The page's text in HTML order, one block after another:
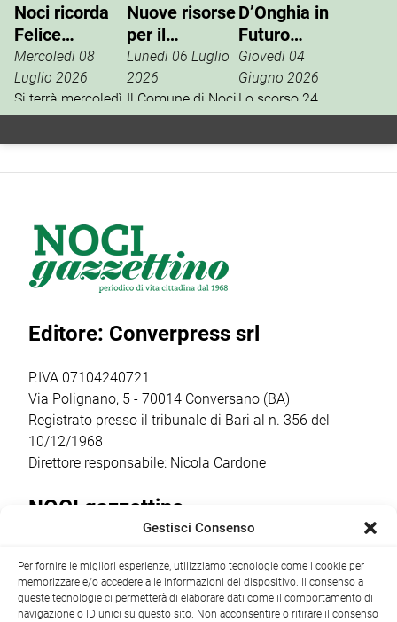
Noci ricorda
Felice
Laforgia, il
parco giochi
di via Siciliani
nome
Mercoledì 08
Luglio 2026
Si terrà mercoledì
15 luglio, alle ore
19, al Parco
cerimonia di
intitolazione
dell’area a Felice
Laforgia, già
figura
Nuove risorse
per il
potenziamento
dell’info point
turistico
Lunedì 06 Luglio
2026
Il Comune di Noci
è tra i beneficiari
della misura
della rete degli
info point
turistici.
Attraverso
2021-2027, il
ottenuto un
finanziamento […]
D’Onghia in
Futuro
Nazionale:
Vannacci è la
vera destra
Giovedì 04
Giugno 2026
Lo scorso 24
aprile, la
segreteria
ratifica per il
Costituente […]
Editore: Converpress srl
P.IVA 07104240721
Via Polignano, 5 - 70014 Conversano (BA)
Registrato presso il tribunale di Bari al n. 356 del
10/12/1968
Direttore responsabile: Nicola Cardone
NOCI gazzettino
+39 080 4979274|info@nocigazzettino.it Contatti|
Archivio
Gestisci Consenso
Per fornire le migliori esperienze, utilizziamo tecnologie come i cookie per
memorizzare e/o accedere alle informazioni del dispositivo. Il consenso a
queste tecnologie ci permetterà di elaborare dati come il comportamento di
navigazione o ID unici su questo sito. Non acconsentire o ritirare il consenso